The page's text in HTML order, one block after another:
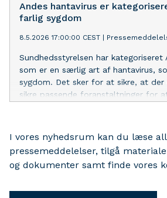
Andes hantavirus er
farlig sygdom
8.5.2026 17:00:00 CEST
Sundhedsstyrelsen har kategoriseret
som er en særlig art af hantavirus,
sygdom. Det sker for at sikre, at
sikre passende foranstaltninger for
I vores nyhedsrum kan du læse
pressemeddelelser, tilgå
og dokumenter samt finde vores